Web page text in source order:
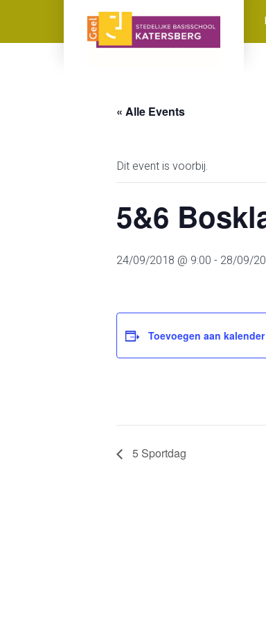
« Alle Events
Dit event is voorbij.
5&6
24/09/2018 @ 9:00 - 28/09/
Toevoegen aan kalender
5 Sportdag